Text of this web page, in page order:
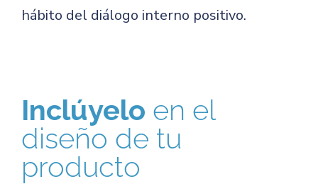
hábito del diálogo interno positivo.
Inclúyelo en el
diseño de tu
producto